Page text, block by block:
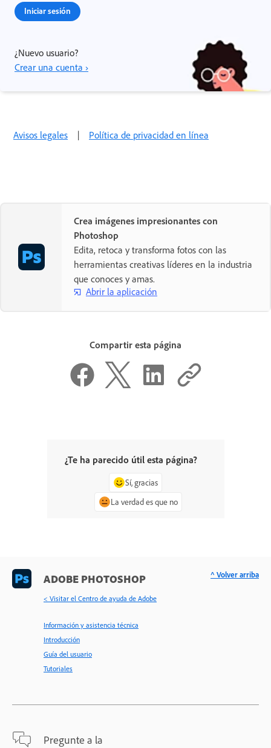
Iniciar sesión
¿Nuevo usuario?
Crear una cuenta ›
Avisos legales | Política de privacidad en línea
Crea imágenes impresionantes con
Photoshop
Edita, retoca y transforma fotos con las
herramientas creativas líderes en la industria
que conoces y amas.
Abrir la aplicación
Compartir esta página
¿Te ha parecido útil esta página?
Sí, gracias
La verdad es que no
ADOBE PHOTOSHOP
< Visitar el Centro de ayuda de Adobe
Información y asistencia técnica
Introducción
Guía del usuario
Tutoriales
Pregunte a la
^ Volver arriba